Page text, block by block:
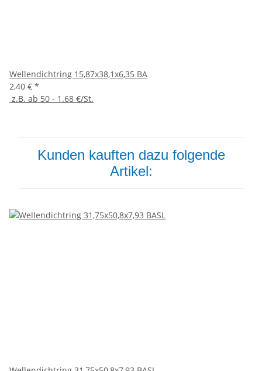
Wellendichtring 15,87x38,1x6,35 BA
2,40 € *
z.B. ab 50 - 1.68 €/St.
Kunden kauften dazu folgende
Artikel: